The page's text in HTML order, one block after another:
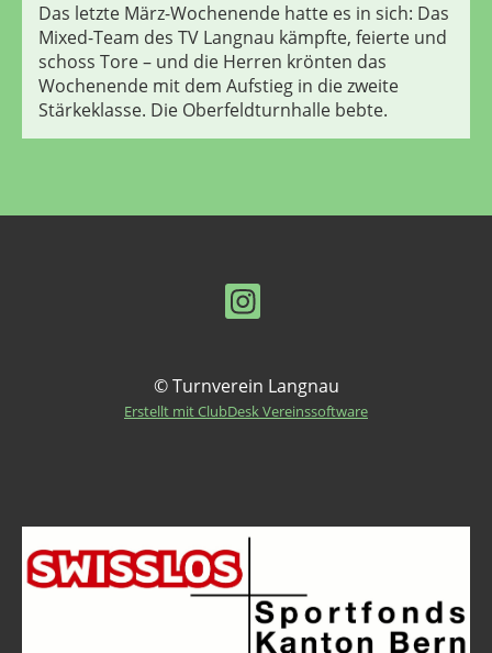
Das letzte März-Wochenende hatte es in sich: Das
Mixed-Team des TV Langnau kämpfte, feierte und
schoss Tore – und die Herren krönten das
Wochenende mit dem Aufstieg in die zweite
Stärkeklasse. Die Oberfeldturnhalle bebte.
© Turnverein Langnau
Erstellt mit ClubDesk Vereinssoftware